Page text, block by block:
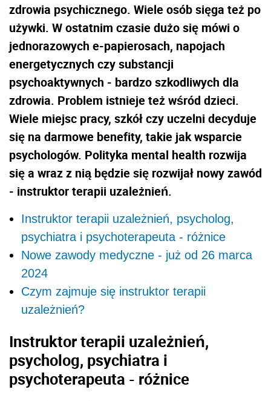
zdrowia psychicznego. Wiele osób sięga też po
używki. W ostatnim czasie dużo się mówi o
jednorazowych e-papierosach, napojach
energetycznych czy substancji
psychoaktywnych - bardzo szkodliwych dla
zdrowia. Problem istnieje też wśród dzieci.
Wiele miejsc pracy, szkół czy uczelni decyduje
się na darmowe benefity, takie jak wsparcie
psychologów. Polityka mental health rozwija
się a wraz z nią będzie się rozwijał nowy zawód
- instruktor terapii uzależnień.
Instruktor terapii uzależnień, psycholog,
psychiatra i psychoterapeuta - różnice
Nowe zawody medyczne - już od 26 marca
2024
Czym zajmuje się instruktor terapii
uzależnień?
Instruktor terapii uzależnień,
psycholog, psychiatra i
psychoterapeuta - różnice